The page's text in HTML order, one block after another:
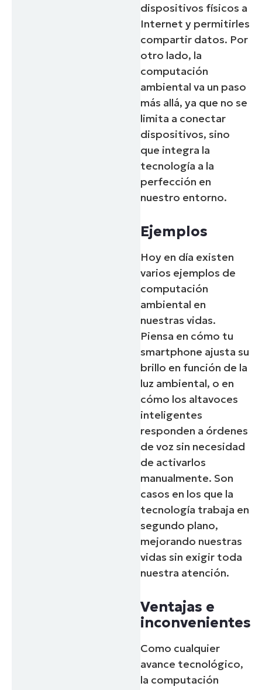
dispositivos físicos a
Internet y permitirles
compartir datos. Por
otro lado, la
computación
ambiental va un paso
más allá, ya que no se
limita a conectar
dispositivos, sino
que integra la
tecnología a la
perfección en
nuestro entorno.
Ejemplos
Hoy en día existen
varios ejemplos de
computación
ambiental en
nuestras vidas.
Piensa en cómo tu
smartphone ajusta su
brillo en función de la
luz ambiental, o en
cómo los altavoces
inteligentes
responden a órdenes
de voz sin necesidad
de activarlos
manualmente. Son
casos en los que la
tecnología trabaja en
segundo plano,
mejorando nuestras
vidas sin exigir toda
nuestra atención.
Ventajas e
inconvenientes
Como cualquier
avance tecnológico,
la computación